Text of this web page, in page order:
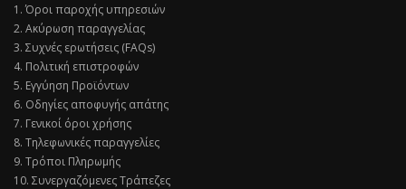
1. Όροι παροχής υπηρεσιών
2. Ακύρωση παραγγελίας
3. Συχνές ερωτήσεις (FAQs)
4. Πολιτική επιστροφών
5. Εγγύηση Προϊόντων
6. Οδηγίες αποφυγής απάτης
7. Γενικοί όροι χρήσης
8. Τηλεφωνικές παραγγελίες
9. Τρόποι Πληρωμής
10. Συνεργαζόμενες Τράπεζες